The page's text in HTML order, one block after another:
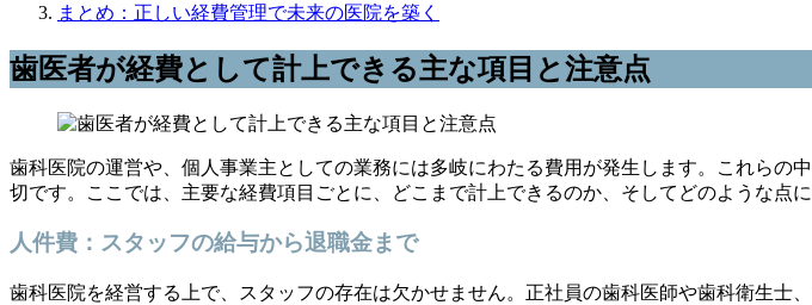
まとめ：正しい経費管理で未来の医院を築く
歯医者が経費として計上できる主な項目と注意点
歯科医院の運営や、個人事業主としての業務には多岐にわたる費用が発生します。これら
切です。ここでは、主要な経費項目ごとに、どこまで計上できるのか、そしてどのような点
人件費：スタッフの給与から退職金まで
歯科医院を経営する上で、スタッフの存在は欠かせません。正社員の歯科医師や歯科衛生